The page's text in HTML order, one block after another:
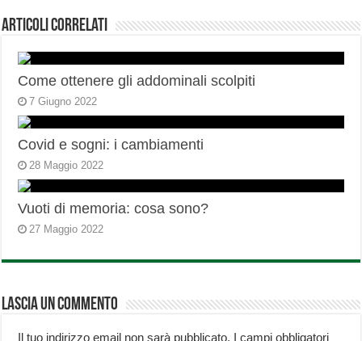
Articoli correlati
Come ottenere gli addominali scolpiti
7 Giugno 2022
Covid e sogni: i cambiamenti
28 Maggio 2022
Vuoti di memoria: cosa sono?
27 Maggio 2022
Lascia un commento
Il tuo indirizzo email non sarà pubblicato. I campi obbligatori